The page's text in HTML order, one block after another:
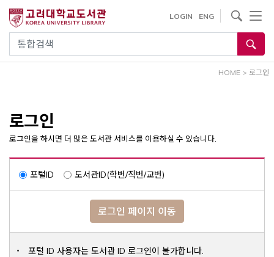
건
통합검색
LOGIN ENG
사이트내 검색
HOME > 로그인
로그인
로그인을 하시면 더 많은 도서관 서비스를 이용하실 수 있습니다.
포털ID 도서관ID(학번/직번/교번)
로그인 페이지 이동
포털 ID 사용자는 도서관 ID 로그인이 불가합니다.